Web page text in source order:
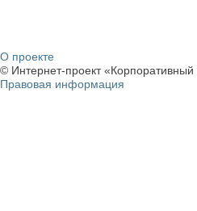
О проекте
© Интернет-проект
Правовая информация